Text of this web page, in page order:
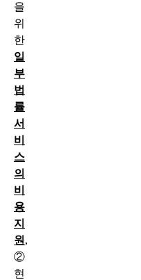
을
위
한
일
부
법
률
서
비
스
의
비
용
지
원 ,
②
현